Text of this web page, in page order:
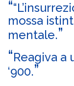
mossa
mentale.
Reagiva a
‘900.